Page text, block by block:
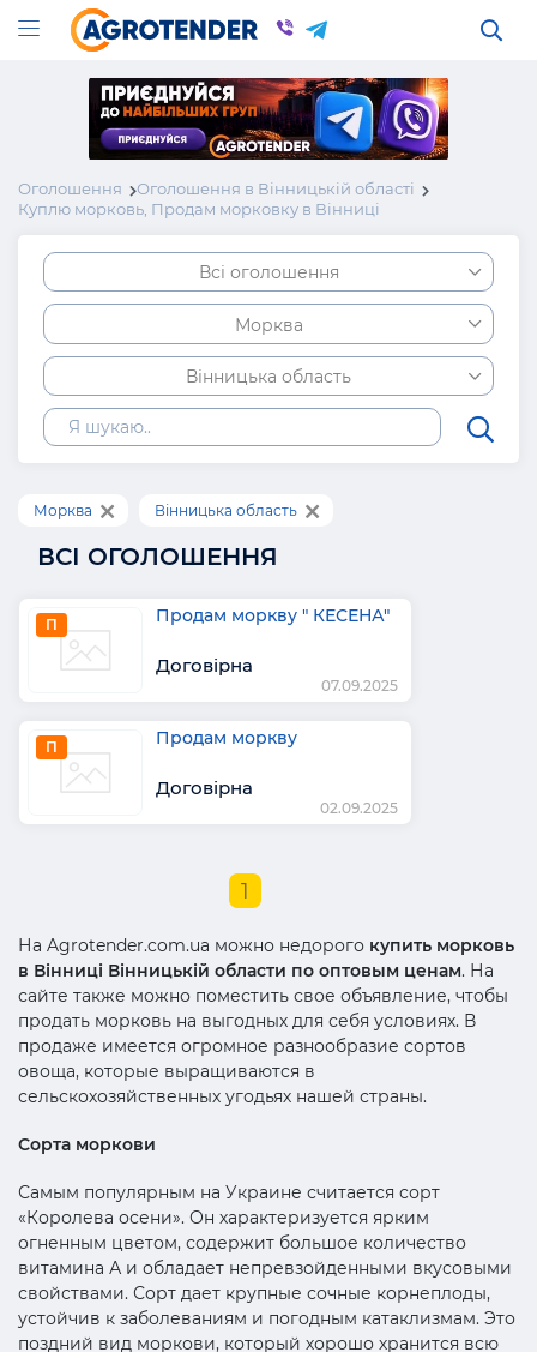
Оголошення
Оголошення в Вінницькій області
Куплю морковь, Продам морковку в Вінниці
Всі оголошення
Морква
Вінницька область
Морква Вінницька область
ВСІ ОГОЛОШЕННЯ
П Продам моркву " КЕСЕНА"
Договірна
07.09.2025
П Продам моркву
Договірна
02.09.2025
1
На Agrotender.com.ua можно недорого купить морковь
в Вінниці Вінницькій области по оптовым ценам. На
сайте также можно поместить свое объявление, чтобы
продать морковь на выгодных для себя условиях. В
продаже имеется огромное разнообразие сортов
овоща, которые выращиваются в
сельскохозяйственных угодьях нашей страны.
Сорта моркови
Самым популярным на Украине считается сорт
«Королева осени». Он характеризуется ярким
огненным цветом, содержит большое количество
витамина А и обладает непревзойденными вкусовыми
свойствами. Сорт дает крупные сочные корнеплоды,
устойчив к заболеваниям и погодным катаклизмам. Это
поздний вид моркови, который хорошо хранится всю